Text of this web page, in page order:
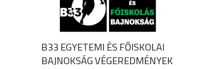
B33 EGYETEMI ÉS FŐISKOLAI
BAJNOKSÁG VÉGEREDMÉNYEK